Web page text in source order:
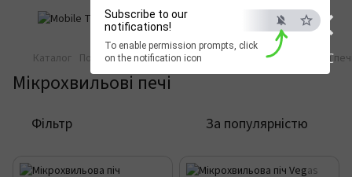
×
ESC
Subscribe to our
notifications!
To enable permission prompts, click
on the notification icon
Каталог Побутова техніка Техніка для кухні Мікрохвильові
Мікрохвильові печі
Фільтр За популярністю